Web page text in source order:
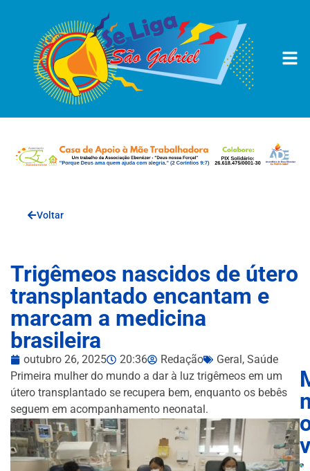
Voltar
Trigêmeos nascidos de útero
transplantado encantam e
marcam a medicina
brasileira
outubro 26, 2025 20:36 Redação Geral , Saúde
Primeira mulher do mundo a dar à luz trigêmeos em um
útero transplantado se recupera bem, enquanto os bebês
seguem em acompanhamento neonatal.